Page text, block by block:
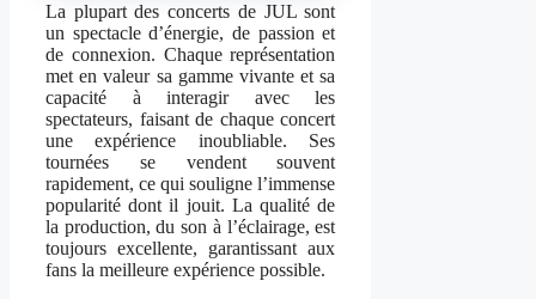
La plupart des concerts de JUL sont
un spectacle d’énergie, de passion et
de connexion. Chaque représentation
met en valeur sa gamme vivante et sa
capacité à interagir avec les
spectateurs, faisant de chaque concert
une expérience inoubliable. Ses
tournées se vendent souvent
rapidement, ce qui souligne l’immense
popularité dont il jouit. La qualité de
la production, du son à l’éclairage, est
toujours excellente, garantissant aux
fans la meilleure expérience possible.